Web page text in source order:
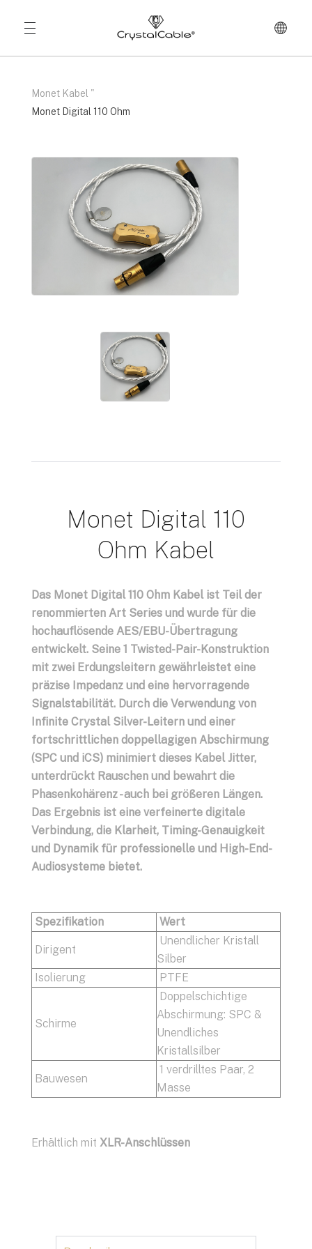
Monet Kabel "
Monet Digital 110 Ohm
Monet Digital 110
Ohm Kabel
Das Monet Digital 110 Ohm Kabel ist Teil der
renommierten Art Series und wurde für die
hochauflösende AES/EBU-Übertragung
entwickelt. Seine 1 Twisted-Pair-Konstruktion
mit zwei Erdungsleitern gewährleistet eine
präzise Impedanz und eine hervorragende
Signalstabilität. Durch die Verwendung von
Infinite Crystal Silver-Leitern und einer
fortschrittlichen doppellagigen Abschirmung
(SPC und iCS) minimiert dieses Kabel Jitter,
unterdrückt Rauschen und bewahrt die
Phasenkohärenz - auch bei größeren Längen.
Das Ergebnis ist eine verfeinerte digitale
Verbindung, die Klarheit, Timing-Genauigkeit
und Dynamik für professionelle und High-End-
Audiosysteme bietet.
Spezifikation Wert
Dirigent
Unendlicher Kristall
Silber
Isolierung
PTFE
Schirme
Doppelschichtige
Abschirmung: SPC &
Unendliches
Kristallsilber
Bauwesen
1 verdrilltes Paar, 2
Masse
Erhältlich mit XLR-Anschlüssen